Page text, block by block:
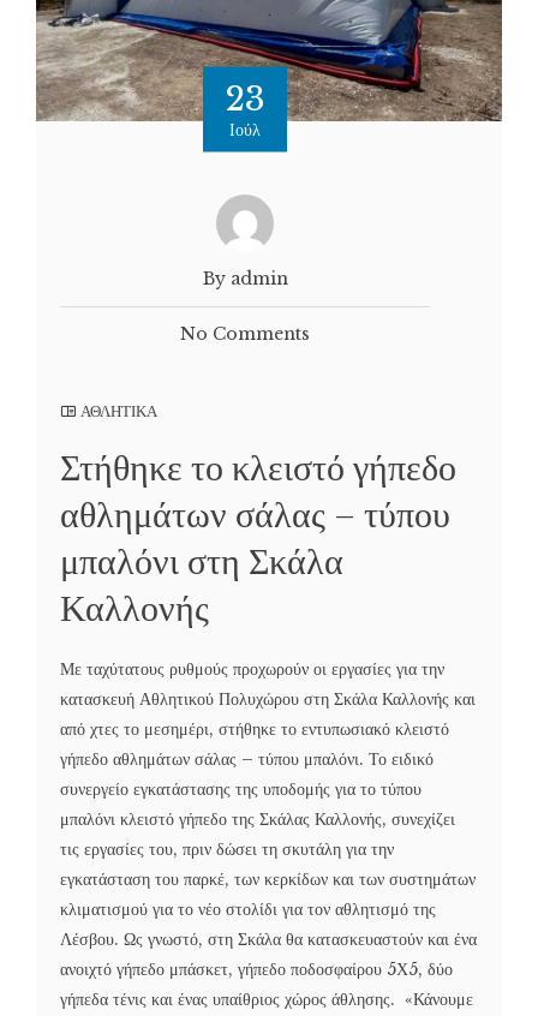
23
Ιούλ
By admin
No Comments
ΑΘΛΗΤΙΚΑ
Στήθηκε το κλειστό γήπεδο
αθλημάτων σάλας – τύπου
μπαλόνι στη Σκάλα
Καλλονής
Με ταχύτατους ρυθμούς προχωρούν οι εργασίες για την
κατασκευή Αθλητικού Πολυχώρου στη Σκάλα Καλλονής και
από χτες το μεσημέρι, στήθηκε το εντυπωσιακό κλειστό
γήπεδο αθλημάτων σάλας – τύπου μπαλόνι. Το ειδικό
συνεργείο εγκατάστασης της υποδομής για το τύπου
μπαλόνι κλειστό γήπεδο της Σκάλας Καλλονής, συνεχίζει
τις εργασίες του, πριν δώσει τη σκυτάλη για την
εγκατάσταση του παρκέ, των κερκίδων και των συστημάτων
κλιματισμού για το νέο στολίδι για τον αθλητισμό της
Λέσβου. Ως γνωστό, στη Σκάλα θα κατασκευαστούν και ένα
ανοιχτό γήπεδο μπάσκετ, γήπεδο ποδοσφαίρου 5Χ5, δύο
γήπεδα τένις και ένας υπαίθριος χώρος άθλησης. «Κάνουμε